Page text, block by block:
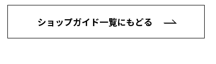
ショップガイド一覧にもどる